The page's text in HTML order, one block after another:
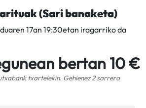
(Sari banaketa)
17an 19:30etan iragarriko da
bertan 10 €
txartelekin. Gehienez 2 sarrera